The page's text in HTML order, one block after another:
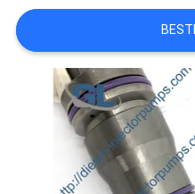
SITEMAP
PRIVACYBELEID